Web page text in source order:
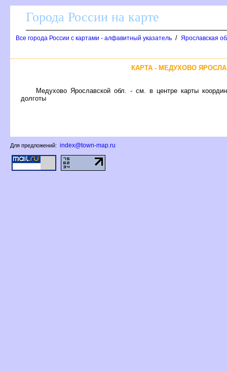
Города России на карте
се города России с картами - алфавитный указатель / Ярославская
КАРТА - МЕДУХОВО
Медухово Ярославской обл. - см. в центре карты
долготы
Для предложений: index@town-map.ru